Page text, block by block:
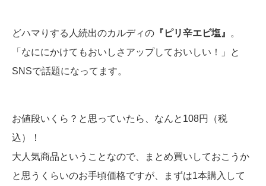
どハマりする人続出のカルディの 『ピリ辛エビ塩』
。
「なににかけてもおいしさアップしておいしい！」
と
SNSで話題になってます。
お値段いくら？と思っていたら、なんと 108円（税
込）！
大人気商品ということなので、まとめ買いしておこうか
と思うくらいのお手頃価格ですが、まずは1本購入して